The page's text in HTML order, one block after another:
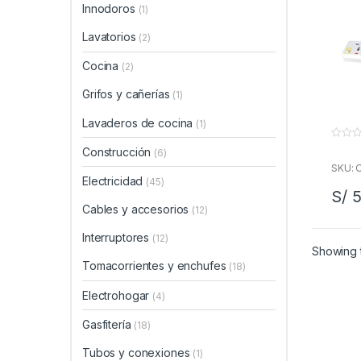
u
a
d
SKU:
S/
Showing
Innodoros (1)
Lavatorios (2)
Cocina (2)
Grifos y cañerías (1)
Lavaderos de cocina (1)
Construcción (6)
Electricidad (45)
Cables y accesorios (12)
Interruptores (12)
Tomacorrientes y enchufes (18)
Electrohogar (4)
Gasfitería (18)
Tubos y conexiones (1)